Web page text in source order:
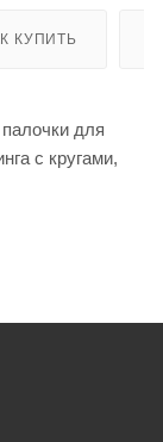
КУПИТЬ
для
с кругами,